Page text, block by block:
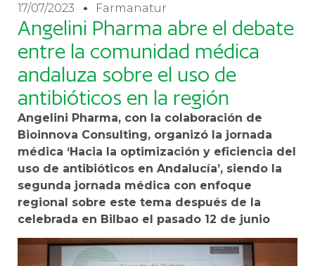
17/07/2023 Farmanatur
Angelini Pharma abre el debate
entre la comunidad médica
andaluza sobre el uso de
antibióticos en la región
Angelini Pharma, con la colaboración de
Bioinnova Consulting, organizó la jornada
médica ‘Hacia la optimización y eficiencia del
uso de antibióticos en Andalucía’, siendo la
segunda jornada médica con enfoque
regional sobre este tema después de la
celebrada en Bilbao el pasado 12 de junio